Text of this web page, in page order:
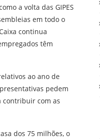
a volta das GIPES
em todo o
continua
têm
ao ano de
pedem
contribuir com as
dos 75 milhões, o